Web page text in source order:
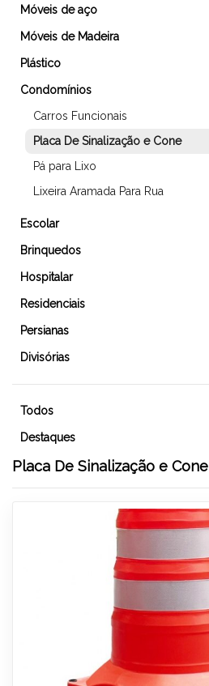
Móveis de aço
Móveis de Madeira
Plástico
Condomínios
Carros Funcionais
Placa De Sinalização e Cone
Pá para Lixo
Lixeira Aramada Para Rua
Escolar
Brinquedos
Hospitalar
Residenciais
Persianas
Divisórias
Todos
Destaques
Placa De Sinalização e Cone